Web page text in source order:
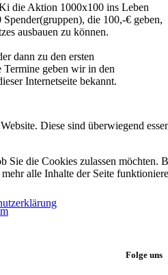
die Aktion 1000x100 ins Leben
die 100,-€ geben,
ausbauen zu können.
dann zu den ersten
Termine geben wir in den
Internetseite bekannt.
Folge uns
Diese sind überwiegend
Sie die Cookies zulassen möchten.
alle Inhalte der Seite